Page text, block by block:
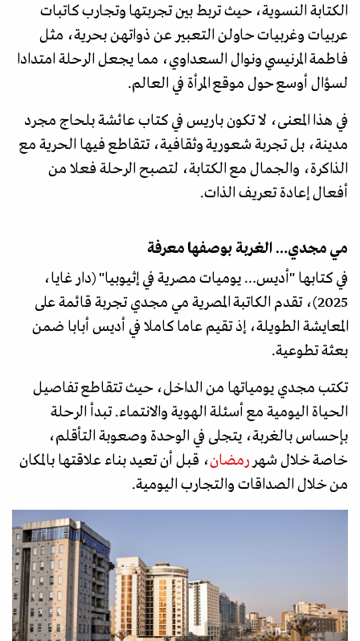
الكتابة النسوية، حيث تربط بين تجربتها وتجارب كاتبات
عربيات وغربيات حاولن التعبير عن ذواتهن بحرية، مثل
فاطمة المرنيسي ونوال السعداوي، مما يجعل الرحلة امتدادا
لسؤال أوسع حول موقع المرأة في العالم.
في هذا المعنى، لا تكون باريس في كتاب عائشة بلحاج مجرد
مدينة، بل تجربة شعورية وثقافية، تتقاطع فيها الحرية مع
الذاكرة، والجمال مع الكتابة، لتصبح الرحلة فعلا من
أفعال إعادة تعريف الذات.
مي مجدي… الغربة بوصفها معرفة
في كتابها "أديس… يوميات مصرية في إثيوبيا" (دار غايا،
2025)، تقدم الكاتبة المصرية مي مجدي تجربة قائمة على
المعايشة الطويلة، إذ تقيم عاما كاملا في أديس أبابا ضمن
بعثة تطوعية.
تكتب مجدي يومياتها من الداخل، حيث تتقاطع تفاصيل
الحياة اليومية مع أسئلة الهوية والانتماء. تبدأ الرحلة
بإحساس بالغربة، يتجلى في الوحدة وصعوبة التأقلم،
خاصة خلال شهر رمضان، قبل أن تعيد بناء علاقتها بالمكان
من خلال الصداقات والتجارب اليومية.